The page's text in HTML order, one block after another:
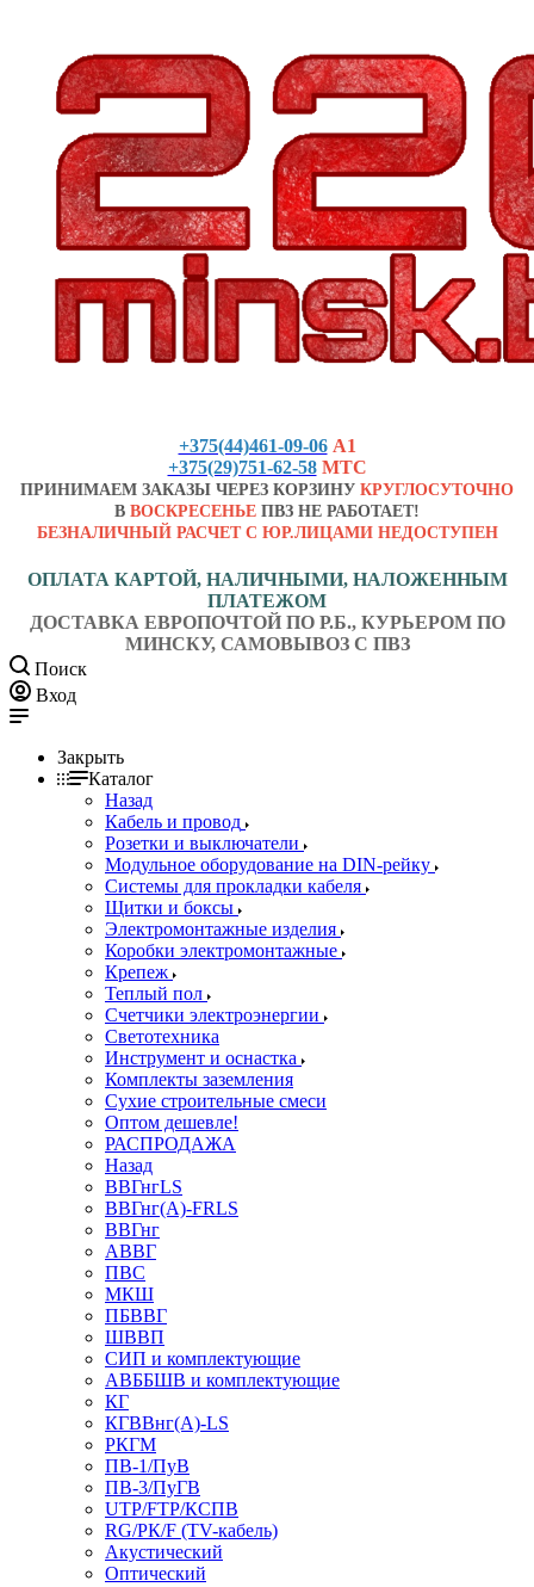
+375(44)461-09-06 А1
+375(29)751-62-58 МТС
ПРИНИМАЕМ ЗАКАЗЫ ЧЕРЕЗ КОРЗИНУ КРУГЛОСУТОЧНО
В ВОСКРЕСЕНЬЕ ПВЗ НЕ РАБОТАЕТ!
БЕЗНАЛИЧНЫЙ РАСЧЕТ С ЮР.ЛИЦАМИ НЕДОСТУПЕН
ОПЛАТА КАРТОЙ, НАЛИЧНЫМИ, НАЛОЖЕННЫМ
ПЛАТЕЖОМ
ДОСТАВКА ЕВРОПОЧТОЙ ПО Р.Б., КУРЬЕРОМ ПО
МИНСКУ, САМОВЫВОЗ С ПВЗ
Поиск
Вход
Закрыть
Каталог
Назад
Кабель и провод
Розетки и выключатели
Модульное оборудование на DIN-рейку
Системы для прокладки кабеля
Щитки и боксы
Электромонтажные изделия
Коробки электромонтажные
Крепеж
Теплый пол
Счетчики электроэнергии
Светотехника
Инструмент и оснастка
Комплекты заземления
Сухие строительные смеси
Оптом дешевле!
РАСПРОДАЖА
Назад
ВВГнгLS
ВВГнг(А)-FRLS
ВВГнг
АВВГ
ПВС
МКШ
ПБВВГ
ШВВП
СИП и комплектующие
АВББШВ и комплектующие
КГ
КГВВнг(А)-LS
РКГМ
ПВ-1/ПуВ
ПВ-3/ПуГВ
UTP/FTP/КСПВ
RG/РК/F (TV-кабель)
Акустический
Оптический